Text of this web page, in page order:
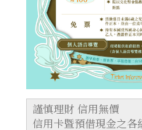
謹慎理財 信用無價
信用卡暨預借現金之各